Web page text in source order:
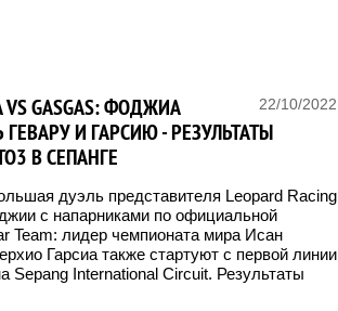
22/10/2022
VS GASGAS: ФОДЖИА
И ГАРСИЮ - РЕЗУЛЬТАТЫ
В СЕПАНГЕ
дуэль представителя Leopard Racing
с напарниками по официальной
Team: лидер чемпионата мира Исан
Гарсиа также стартуют с первой линии
Sepang International Circuit. Результаты